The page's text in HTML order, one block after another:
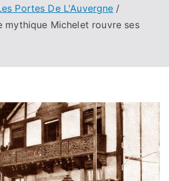
Portes De L'Auvergne
mythique Michelet rouvre ses